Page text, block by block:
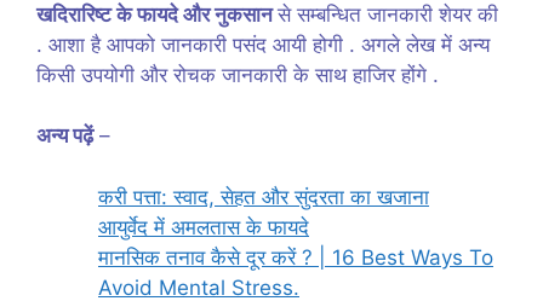
खदिरारिष्ट के फायदे और नुकसानसे सम्बन्धित जानकारी शेयर की
. आशा है आपको जानकारी पसंद आयी होगी . अगले लेख में अन्य
किसी उपयोगी और रोचक जानकारी के साथ हाजिर होंगे .
अन्य पढ़ें–
करी पत्ता: स्वाद, सेहत और सुंदरता का खजाना
आयुर्वेद में अमलतास के फायदे
मानसिक तनाव कैसे दूर करें ? | 16 Best Ways To
Avoid Mental Stress.